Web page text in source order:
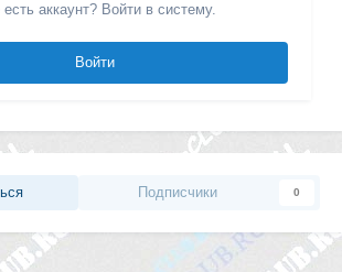
аккаунт? Войти в систему.
Войти
Подписчики 0